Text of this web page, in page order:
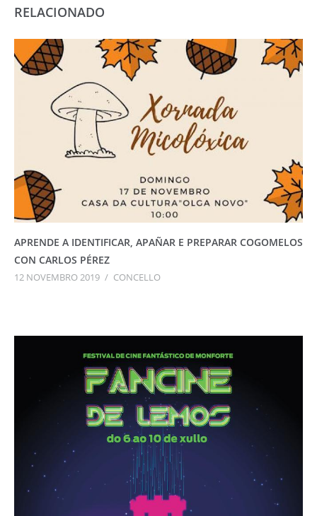
RELACIONADO
APRENDE A IDENTIFICAR, APAÑAR E PREPARAR COGOMELOS
CON CARLOS PÉREZ
12 NOVEMBRO 2019 / CONCELLO